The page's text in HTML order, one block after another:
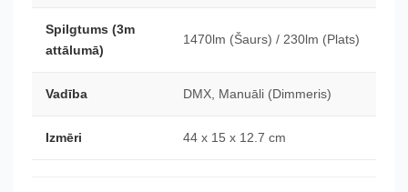
Spilgtums (3m
attālumā)
1470lm (Šaurs) / 230lm (Plats)
Vadība DMX, Manuāli (Dimmeris)
Izmēri 44 x 15 x 12.7 cm